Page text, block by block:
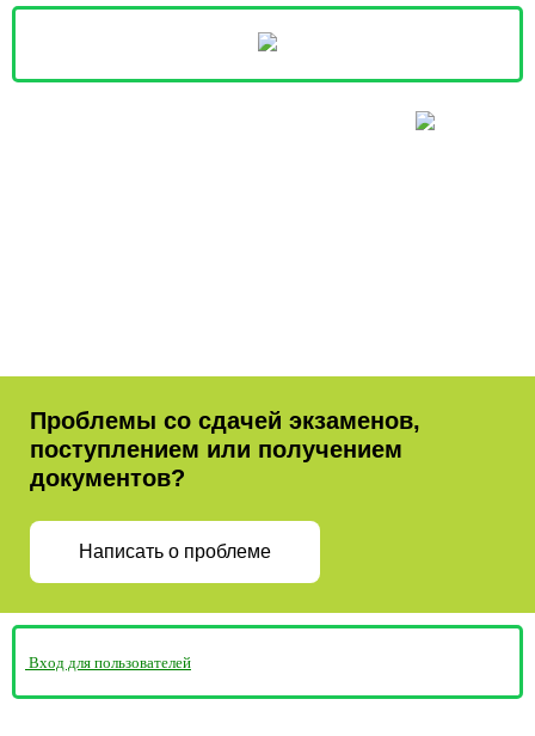
Проблемы со сдачей экзаменов,
поступлением или получением
документов?
Написать о проблеме
Вход для пользователей